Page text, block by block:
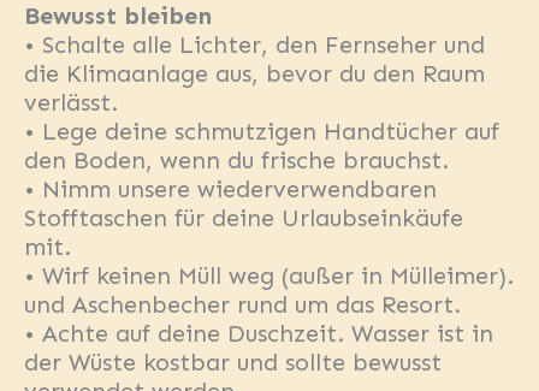
Bewusst bleiben
• Schalte alle Lichter, den Fernseher und
die Klimaanlage aus, bevor du den Raum
verlässt.
• Lege deine schmutzigen Handtücher auf
den Boden, wenn du frische brauchst.
• Nimm unsere wiederverwendbaren
Stofftaschen für deine Urlaubseinkäufe
mit.
• Wirf keinen Müll weg (außer in Mülleimer).
und Aschenbecher rund um das Resort.
• Achte auf deine Duschzeit. Wasser ist in
der Wüste kostbar und sollte bewusst